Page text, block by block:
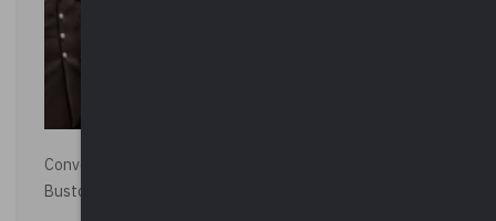
Convegno “La Polizia Locale per la sicurezza della città”,
Busto Arsizio